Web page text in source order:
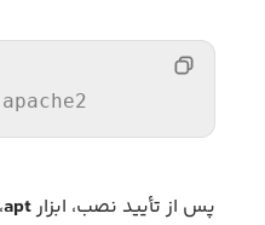
apache2
پس از تأیید نصب، ابزارapt